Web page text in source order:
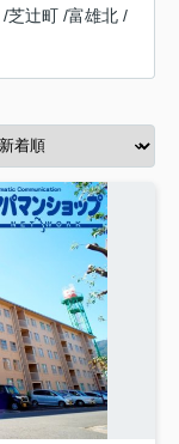
/芝辻町 /富雄北 /